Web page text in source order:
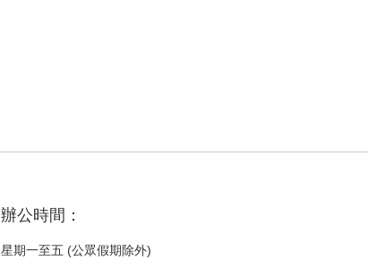
辦公時間：
星期一至五 (公眾假期除外)